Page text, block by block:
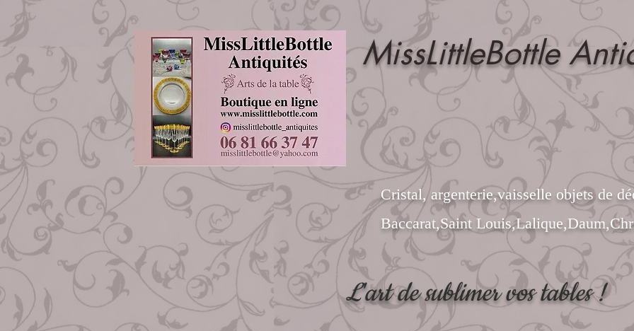
MissLittleBottle
Cristal, argenterie,vaisselle objets de
Baccarat,Saint
L'art de sublimer vos tables !